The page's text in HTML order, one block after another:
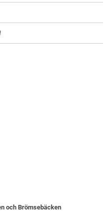
och Brömsebäcken